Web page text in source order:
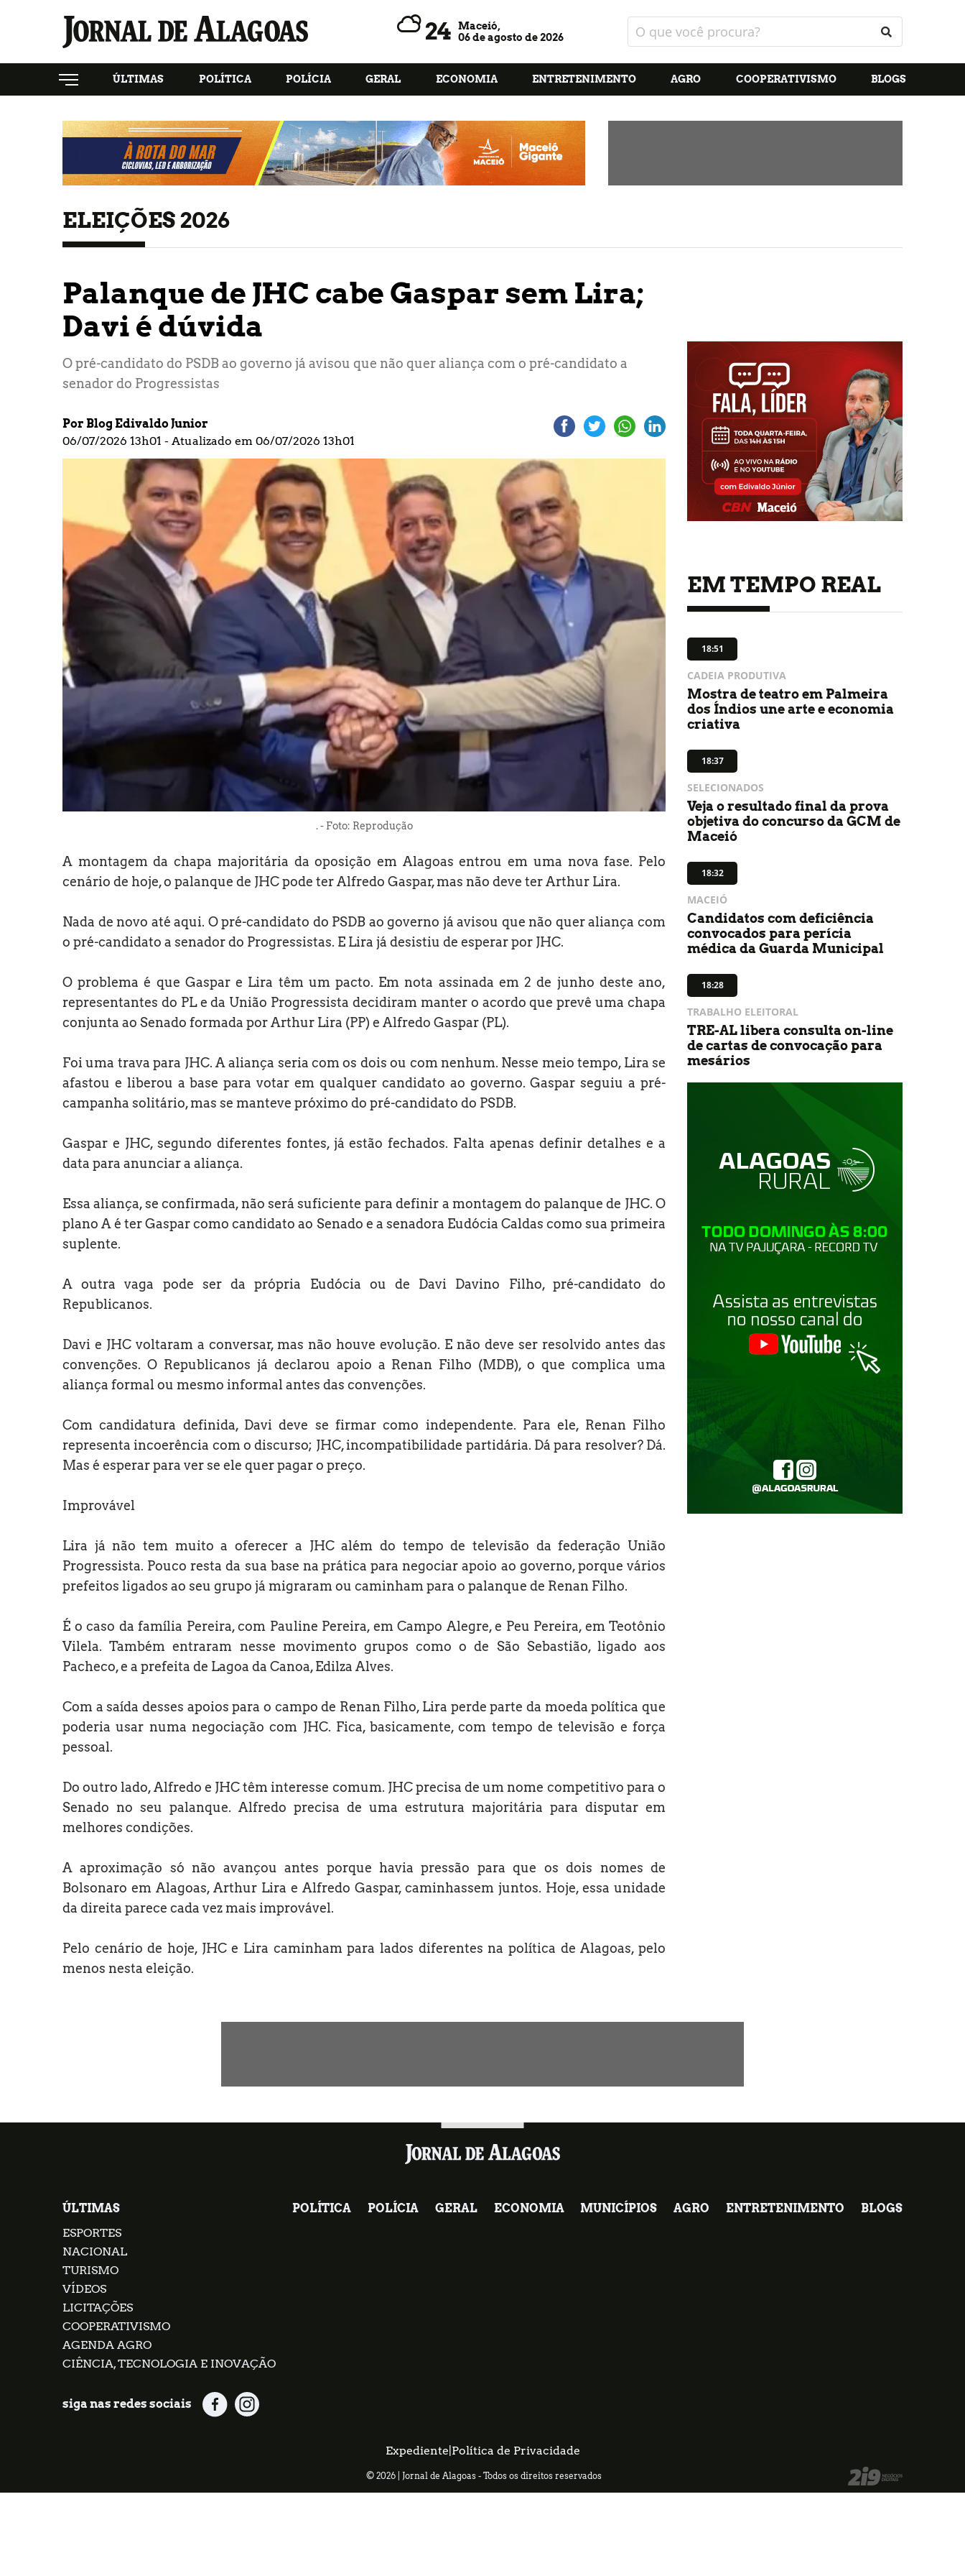
24
Maceió,
06 de agosto de 2026
ÚLTIMAS POLÍTICA POLÍCIA GERAL ECONOMIA ENTRETENIMENTO AGRO COOPERATIVISMO BLOGS
ELEIÇÕES 2026
Palanque de JHC cabe Gaspar sem Lira;
Davi é dúvida
O pré-candidato do PSDB ao governo já avisou que não quer aliança com o pré-candidato a
senador do Progressistas
Por Blog Edivaldo Junior
06/07/2026 13h01 - Atualizado em 06/07/2026 13h01
. - Foto: Reprodução
A montagem da chapa majoritária da oposição em Alagoas entrou em uma nova fase. Pelo
cenário de hoje, o palanque de JHC pode ter Alfredo Gaspar, mas não deve ter Arthur Lira.
Nada de novo até aqui. O pré-candidato do PSDB ao governo já avisou que não quer aliança com
o pré-candidato a senador do Progressistas. E Lira já desistiu de esperar por JHC.
O problema é que Gaspar e Lira têm um pacto. Em nota assinada em 2 de junho deste ano,
representantes do PL e da União Progressista decidiram manter o acordo que prevê uma chapa
conjunta ao Senado formada por Arthur Lira (PP) e Alfredo Gaspar (PL).
Foi uma trava para JHC. A aliança seria com os dois ou com nenhum. Nesse meio tempo, Lira se
afastou e liberou a base para votar em qualquer candidato ao governo. Gaspar seguiu a pré-
campanha solitário, mas se manteve próximo do pré-candidato do PSDB.
Gaspar e JHC, segundo diferentes fontes, já estão fechados. Falta apenas definir detalhes e a
data para anunciar a aliança.
Essa aliança, se confirmada, não será suficiente para definir a montagem do palanque de JHC. O
plano A é ter Gaspar como candidato ao Senado e a senadora Eudócia Caldas como sua primeira
suplente.
A outra vaga pode ser da própria Eudócia ou de Davi Davino Filho, pré-candidato do
Republicanos.
Davi e JHC voltaram a conversar, mas não houve evolução. E não deve ser resolvido antes das
convenções. O Republicanos já declarou apoio a Renan Filho (MDB), o que complica uma
aliança formal ou mesmo informal antes das convenções.
Com candidatura definida, Davi deve se firmar como independente. Para ele, Renan Filho
representa incoerência com o discurso; JHC, incompatibilidade partidária. Dá para resolver? Dá.
Mas é esperar para ver se ele quer pagar o preço.
Improvável
Lira já não tem muito a oferecer a JHC além do tempo de televisão da federação União
Progressista. Pouco resta da sua base na prática para negociar apoio ao governo, porque vários
prefeitos ligados ao seu grupo já migraram ou caminham para o palanque de Renan Filho.
É o caso da família Pereira, com Pauline Pereira, em Campo Alegre, e Peu Pereira, em Teotônio
Vilela. Também entraram nesse movimento grupos como o de São Sebastião, ligado aos
Pacheco, e a prefeita de Lagoa da Canoa, Edilza Alves.
Com a saída desses apoios para o campo de Renan Filho, Lira perde parte da moeda política que
poderia usar numa negociação com JHC. Fica, basicamente, com tempo de televisão e força
pessoal.
Do outro lado, Alfredo e JHC têm interesse comum. JHC precisa de um nome competitivo para o
Senado no seu palanque. Alfredo precisa de uma estrutura majoritária para disputar em
melhores condições.
A aproximação só não avançou antes porque havia pressão para que os dois nomes de
Bolsonaro em Alagoas, Arthur Lira e Alfredo Gaspar, caminhassem juntos. Hoje, essa unidade
da direita parece cada vez mais improvável.
Pelo cenário de hoje, JHC e Lira caminham para lados diferentes na política de Alagoas, pelo
menos nesta eleição.
EM TEMPO REAL
18:51
CADEIA PRODUTIVA
Mostra de teatro em Palmeira
dos Índios une arte e economia
criativa
18:37
SELECIONADOS
Veja o resultado final da prova
objetiva do concurso da GCM de
Maceió
18:32
MACEIÓ
Candidatos com deficiência
convocados para perícia
médica da Guarda Municipal
18:28
TRABALHO ELEITORAL
TRE-AL libera consulta on-line
de cartas de convocação para
mesários
ÚLTIMAS
ESPORTES
NACIONAL
TURISMO
VÍDEOS
LICITAÇÕES
COOPERATIVISMO
AGENDA AGRO
CIÊNCIA, TECNOLOGIA E INOVAÇÃO
POLÍTICA POLÍCIA GERAL ECONOMIA MUNICÍPIOS AGRO ENTRETENIMENTO BLOGS
siga nas redes sociais
Expediente Política de Privacidade
© 2026 | Jornal de Alagoas - Todos os direitos reservados